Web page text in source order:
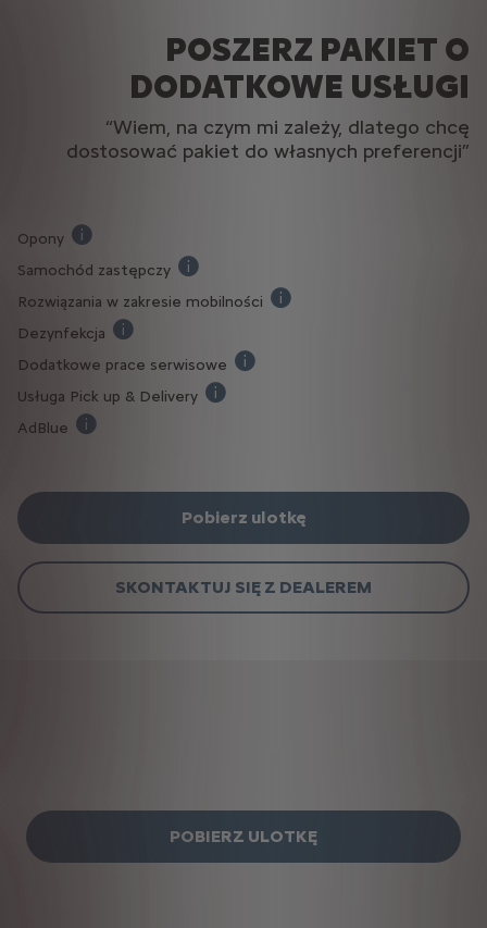
POSZERZ PAKIET O
DODATKOWE USŁUGI
“Wiem, na czym mi zależy, dlatego chcę
dostosować pakiet do własnych preferencji”
Opony
Usługa obejmuje naprawę przebitych opon lub ich
Samochód zastępczy
W przypadku kradzieżu, pożaru lub
Rozwiązania w zakresie mobilności
Dezynfekcja
Ręczna dezynfekcja obejmująca skrupulatne
Dodatkowe prace serwisowe
Usługa Pick up & Delivery
AdBlue
Pobierz ulotkę
SKONTAKTUJ SIĘ Z DEALEREM
POBIERZ ULOTKĘ